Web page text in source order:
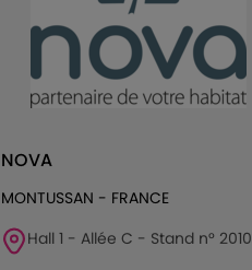
NOVA
MONTUSSAN - FRANCE
Hall 1 - Allée C - Stand n° 2010